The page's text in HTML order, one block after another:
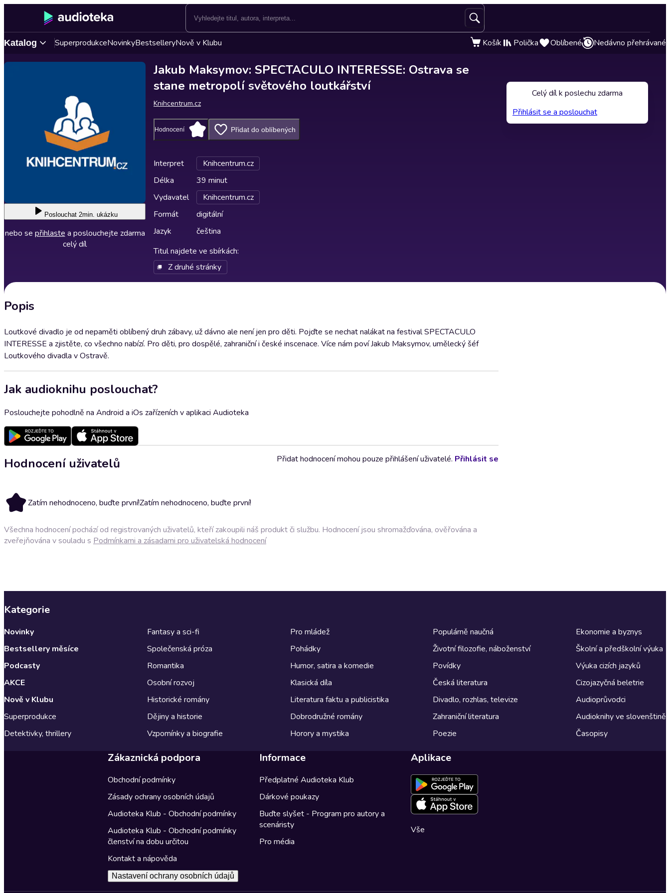
Katalog SuperprodukceNovinkyBestselleryNově v Klubu Košík Polička Oblíbené Nedávno přehrávané
Poslouchat 2min. ukázku
nebo se přihlaste a poslouchejte zdarma
celý díl
Jakub Maksymov: SPECTACULO INTERESSE: Ostrava se
stane metropolí světového loutkářství
Knihcentrum.cz
Hodnocení Přidat do oblíbených
Interpret
Knihcentrum.cz
Délka
39 minut
Vydavatel
Knihcentrum.cz
Formát
digitální
Jazyk
čeština
Titul najdete ve sbírkách:
Z druhé stránky
Popis
Loutkové divadlo je od nepaměti oblíbený druh zábavy, už dávno ale není jen pro děti. Pojďte se nechat nalákat na festival SPECTACULO
INTERESSE a zjistěte, co všechno nabízí. Pro děti, pro dospělé, zahraniční i české inscenace. Více nám poví Jakub Maksymov, umělecký šéf
Loutkového divadla v Ostravě.
Jak audioknihu poslouchat?
Poslouchejte pohodlně na Android a iOs zařízeních v aplikaci Audioteka
Hodnocení uživatelů
Zatím nehodnoceno, buďte první!Zatím nehodnoceno, buďte první!
Přidat hodnocení mohou pouze přihlášení uživatelé. Přihlásit se
Všechna hodnocení pochází od registrovaných uživatelů, kteří zakoupili náš produkt či službu. Hodnocení jsou shromažďována, ověřována a
zveřejňována v souladu s Podmínkami a zásadami pro uživatelská hodnocení
Celý díl k poslechu zdarma
Přihlásit se a poslouchat
Kategorie
Novinky
Bestsellery měsíce
Podcasty
AKCE
Nově v Klubu
Superprodukce
Detektivky, thrillery
Fantasy a sci-fi
Společenská próza
Romantika
Osobní rozvoj
Historické romány
Dějiny a historie
Vzpomínky a biografie
Pro mládež
Pohádky
Humor, satira a komedie
Klasická díla
Literatura faktu a publicistika
Dobrodružné romány
Horory a mystika
Populárně naučná
Životní filozofie, náboženství
Povídky
Česká literatura
Divadlo, rozhlas, televize
Zahraniční literatura
Poezie
Ekonomie a byznys
Školní a předškolní výuka
Výuka cizích jazyků
Cizojazyčná beletrie
Audioprůvodci
Audioknihy ve slovenštině
Časopisy
Zákaznická podpora
Obchodní podmínky
Zásady ochrany osobních údajů
Audioteka Klub - Obchodní podmínky
Audioteka Klub - Obchodní podmínky
členství na dobu určitou
Kontakt a nápověda
Nastavení ochrany osobních údajů
Informace
Předplatné Audioteka Klub
Dárkové poukazy
Buďte slyšet - Program pro autory a
scenáristy
Pro média
Aplikace
Vše